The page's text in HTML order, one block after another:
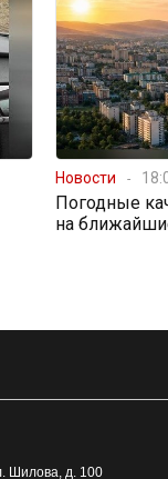
Новости
Погодные
на
Шилова, д. 100